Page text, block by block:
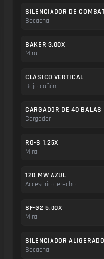
Bocacha
BAKER 3.00X
Mira
CLÁSICO VERTICAL
Bajo cañón
CARGADOR DE 40 BALAS
Cargador
RO-S 1.25X
Mira
120 MW AZUL
Accesorio derecho
SF-G2 5.00X
Mira
SILENCIADOR ALIGERADO
Bocacha